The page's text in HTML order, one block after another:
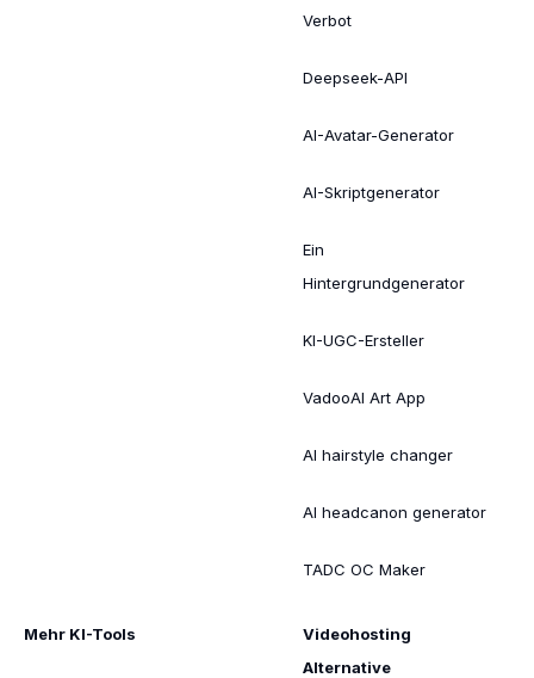
Verbot
Deepseek-API
AI-Avatar-Generator
AI-Skriptgenerator
Ein
Hintergrundgenerator
KI-UGC-Ersteller
VadooAI Art App
AI hairstyle changer
AI headcanon generator
TADC OC Maker
Mehr KI-Tools
Videohosting
Alternative